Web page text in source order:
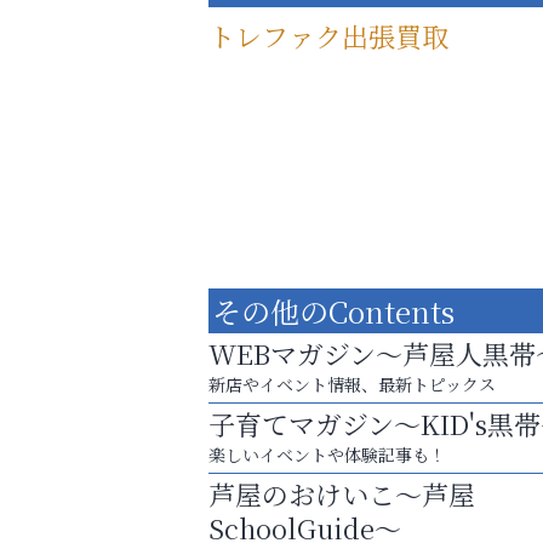
トレファク出張買取
査定のプロが心を込めて出張査定
ご不要品の売却はトレファク出張買取へ
アテイン音楽教室
その他のContents
WEBマガジン～芦屋人黒帯
新店やイベント情報、最新トピックス
子育てマガジン～KID's黒
楽しいイベントや体験記事も！
芦屋のおけいこ～芦屋
SchoolGuide～